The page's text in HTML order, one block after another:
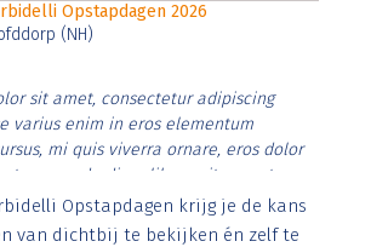
Opstapdagen 2026
(NH)
sit amet, consectetur adipiscing
varius enim in eros elementum
mi quis viverra ornare, eros dolor
commodo diam libero vitae erat.
nibh et justo cursus id rutrum lorem
ut sem vitae risus tristique posuere.
Opstapdagen krijg je de kans
van dichtbij te bekijken én zelf te